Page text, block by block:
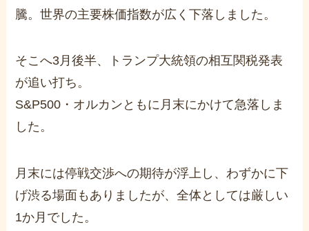
騰。世界の主要株価指数が広く下落しました。
そこへ3月後半、トランプ大統領の相互関税発表
が追い打ち。
S&P500・オルカンともに月末にかけて急落しま
した。
月末には停戦交渉への期待が浮上し、わずかに下
げ渋る場面もありましたが、全体としては厳しい
1か月でした。